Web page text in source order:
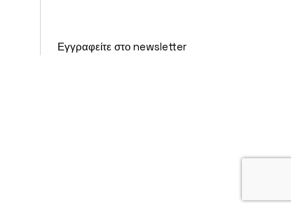
Εγγραφείτε στο newsletter